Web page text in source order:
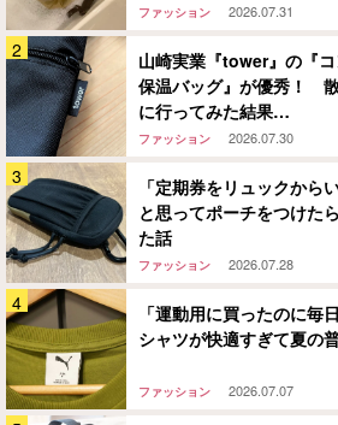
ファッション 2026.07.31
山崎実業『tower』の『
保温バッグ』が優秀！
に行ってみた結果…
ファッション 2026.07.30
「定期券をリュックから
と思ってポーチをつけた
た話
ファッション 2026.07.28
「運動用に買ったのに
シャツが快適すぎて夏の
ファッション 2026.07.07